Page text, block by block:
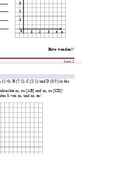
Seite 2
0
Bitte wenden!!
  1       2        3       4    x
3
2
1
4), B (7/1), C (2/1) und D (8/3) in das
m1 zu [AB] und m2 zu [CD]!
S von m1 und m2 an!